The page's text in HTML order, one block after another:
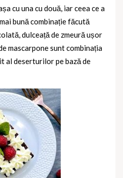
cu una cu două, iar ceea ce a
bună combinație făcută
dulceață de zmeură ușor
mascarpone sunt combinația
al deserturilor pe bază de